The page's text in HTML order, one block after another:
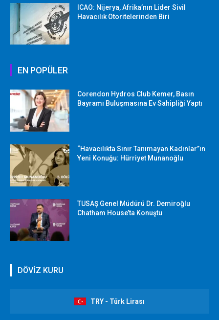
ICAO: Nijerya, Afrika’nın Lider Sivil
Havacılık Otoritelerinden Biri
EN POPÜLER
Corendon Hydros Club Kemer, Basın
Bayramı Buluşmasına Ev Sahipliği Yaptı
“Havacılıkta Sınır Tanımayan Kadınlar”ın
Yeni Konuğu: Hürriyet Munanoğlu
TUSAŞ Genel Müdürü Dr. Demiroğlu
Chatham House’ta Konuştu
DÖVİZ KURU
TRY - Türk Lirası